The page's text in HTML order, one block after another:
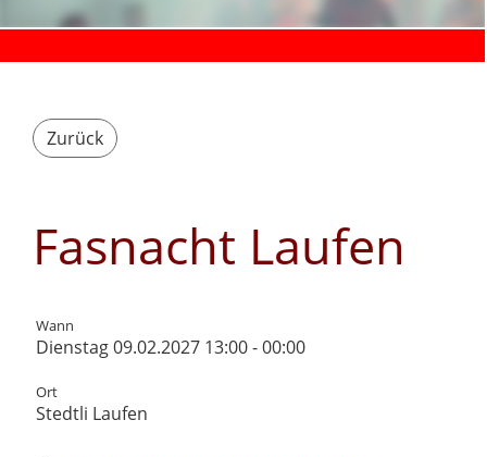
Zurück
Fasnacht Laufen
Wann
Dienstag 09.02.2027 13:00 - 00:00
Ort
Stedtli Laufen